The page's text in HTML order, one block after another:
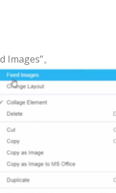
Images”。